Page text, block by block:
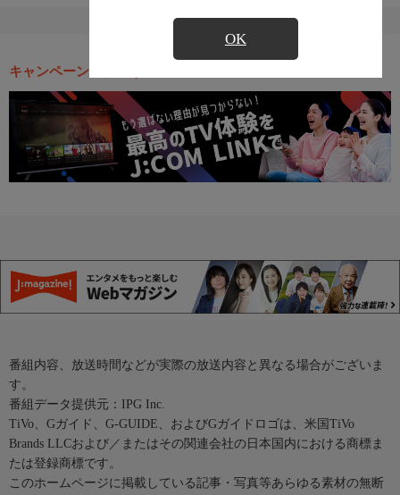
OK
キャンペーン・お得な情報
番組内容、放送時間などが実際の放送内容と異なる場合がございま
す。
番組データ提供元：IPG Inc.
TiVo、Gガイド、G-GUIDE、およびGガイドロゴは、米国TiVo
Brands LLCおよび／またはその関連会社の日本国内における商標ま
たは登録商標です。
このホームページに掲載している記事・写真等あらゆる素材の無断